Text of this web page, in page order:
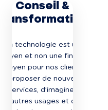
Conseil &
transformation
La technologie est un
moyen et non une fin. Le
moyen pour nos clients
de proposer de nouveaux
services, d’imaginer
d’autres usages et de